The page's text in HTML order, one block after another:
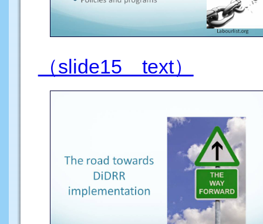
（slide15 text）